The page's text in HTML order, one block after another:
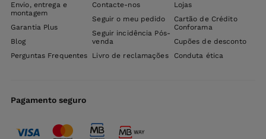
Envio, entrega e
montagem
Garantia Plus
Blog
Perguntas Frequentes
Contacte-nos
Seguir o meu pedido
Seguir incidência Pós-
venda
Livro de reclamações
Lojas
Cartão de Crédito
Conforama
Cupões de desconto
Conduta ética
Pagamento seguro